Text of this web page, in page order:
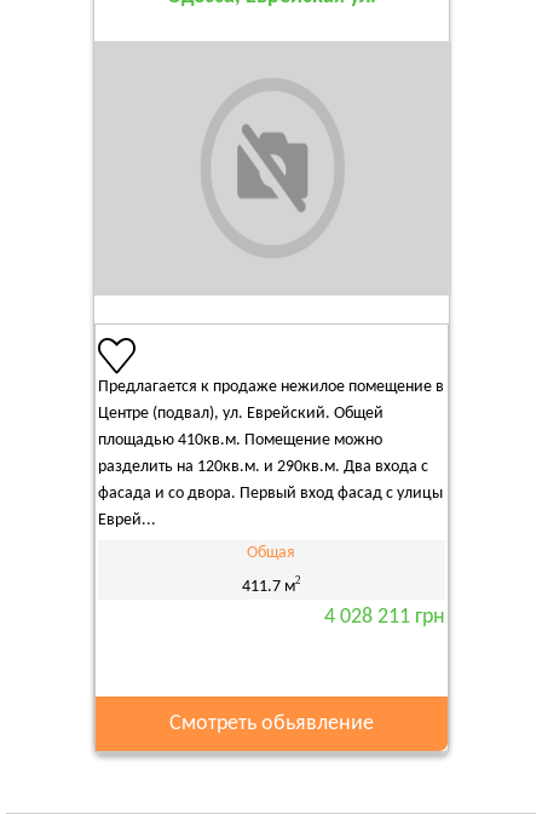
Предлагается к продаже нежилое помещение в
Центре (подвал), ул. Еврейский. Общей
площадью 410кв.м. Помещение можно
разделить на 120кв.м. и 290кв.м. Два входа с
фасада и со двора. Первый вход фасад с улицы
Еврей...
Общая
411.7 м2
4 028 211 грн
Смотреть обьявление